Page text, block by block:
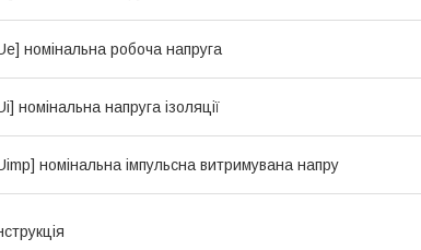
номінальна робоча напруга
номінальна напруга ізоляції
номінальна імпульсна витримувана напру